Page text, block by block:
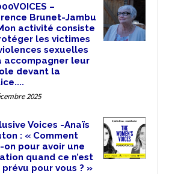
–
Brunet-Jambu
activité consiste
les victimes
sexuelles
accompagner leur
devant la
2025
Voices -Anaïs
: « Comment
pour avoir une
quand ce n’est
prévu pour vous ? »